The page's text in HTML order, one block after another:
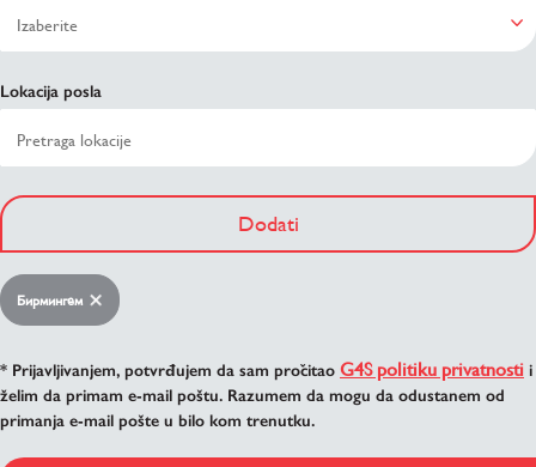
Lokacija posla
Dodati
Бирмингем
* Prijavljivanjem, potvrđujem da sam pročitao G4S politiku privatnosti i
želim da primam e-mail poštu. Razumem da mogu da odustanem od
primanja e-mail pošte u bilo kom trenutku.